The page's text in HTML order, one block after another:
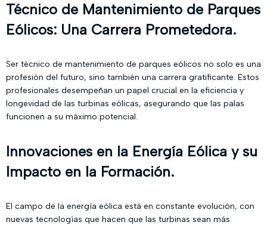
Técnico de Mantenimiento de Parques
Eólicos: Una Carrera Prometedora.
Ser técnico de mantenimiento de parques eólicos no solo es una
profesión del futuro, sino también una carrera gratificante. Estos
profesionales desempeñan un papel crucial en la eficiencia y
longevidad de las turbinas eólicas, asegurando que las palas
funcionen a su máximo potencial.
Innovaciones en la Energía Eólica y su
Impacto en la Formación.
El campo de la energía eólica está en constante evolución, con
nuevas tecnologías que hacen que las turbinas sean más